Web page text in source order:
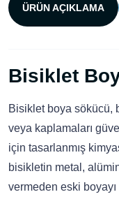
ÜRÜN AÇIKLAMA
Bisiklet
Bisiklet boya sökücü,
veya kaplamaları
için tasarlanmış
bisikletin metal,
vermeden eski